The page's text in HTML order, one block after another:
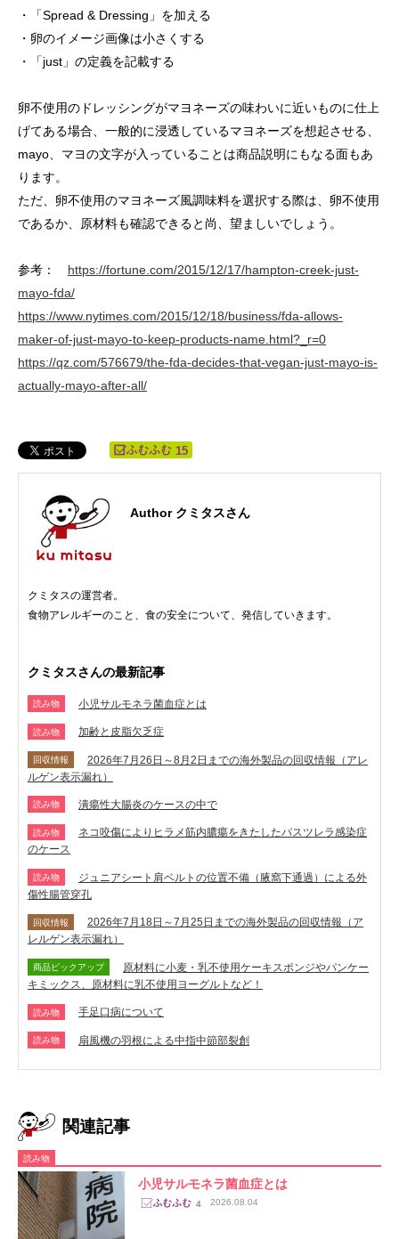
・「Spread & Dressing」を加える
・卵のイメージ画像は小さくする
・「just」の定義を記載する
卵不使用のドレッシングがマヨネーズの味わいに近いものに仕上
げてある場合、一般的に浸透しているマヨネーズを想起させる、
mayo、マヨの文字が入っていることは商品説明にもなる面もあ
ります。
ただ、卵不使用のマヨネーズ風調味料を選択する際は、卵不使用
であるか、原材料も確認できると尚、望ましいでしょう。
参考： https://fortune.com/2015/12/17/hampton-creek-just-
mayo-fda/
https://www.nytimes.com/2015/12/18/business/fda-allows-
maker-of-just-mayo-to-keep-products-name.html?_r=0
https://qz.com/576679/the-fda-decides-that-vegan-just-mayo-is-
actually-mayo-after-all/
15
Author クミタスさん
クミタスの運営者。
食物アレルギーのこと、食の安全について、発信していきます。
クミタスさんの最新記事
読み物 小児サルモネラ菌血症とは
読み物 加齢と皮脂欠乏症
回収情報
2026年7月26日～8月2日までの海外製品の回収情報（アレ
ルゲン表示漏れ）
読み物 潰瘍性大腸炎のケースの中で
読み物
ネコ咬傷によりヒラメ筋内膿瘍をきたしたパスツレラ感染症
のケース
読み物
ジュニアシート肩ベルトの位置不備（腋窩下通過）による外
傷性腸管穿孔
回収情報
2026年7月18日～7月25日までの海外製品の回収情報（ア
レルゲン表示漏れ）
商品ピックアップ
原材料に小麦・乳不使用ケーキスポンジやパンケー
キミックス、原材料に乳不使用ヨーグルトなど！
読み物 手足口病について
読み物 扇風機の羽根による中指中節部裂創
関連記事
読み物
小児サルモネラ菌血症とは
4 2026.08.04